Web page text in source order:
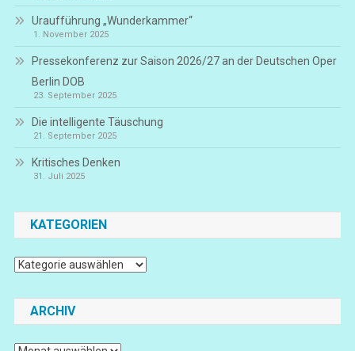
Uraufführung „Wunderkammer“
1. November 2025
Pressekonferenz zur Saison 2026/27 an der Deutschen Oper
Berlin DOB
23. September 2025
Die intelligente Täuschung
21. September 2025
Kritisches Denken
31. Juli 2025
KATEGORIEN
Kategorien
ARCHIV